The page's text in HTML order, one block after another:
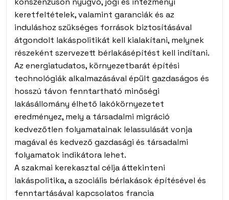
keretfeltételek, valamint garanciák és az
induláshoz szükséges források biztosításával
átgondolt lakáspolitikát kell kialakítani, melynek
részeként szervezett bérlakásépítést kell indítani.
Az energiatudatos, környezetbarát építési
technológiák alkalmazásával épült gazdaságos és
hosszú távon fenntartható minőségi
lakásállomány élhető lakókörnyezetet
eredményez, mely a társadalmi migráció
kedvezőtlen folyamatainak lelassulását vonja
magával és kedvező gazdasági és társadalmi
folyamatok indikátora lehet.
A szakmai kerekasztal célja áttekinteni
lakáspolitika, a szociális bérlakások építésével és
fenntartásával kapcsolatos francia